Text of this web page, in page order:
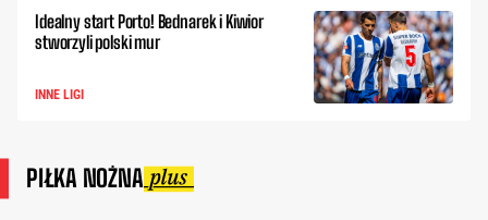
Idealny start Porto! Bednarek i Kiwior
stworzyli polski mur
INNE LIGI
PIŁKA NOŻNA